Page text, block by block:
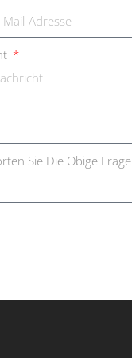
Sie Die Obige Frage